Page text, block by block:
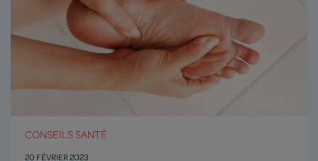
CONSEILS SANTÉ
20 FÉVRIER 2023